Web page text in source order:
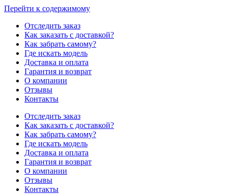
Перейти к содержимому
Отследить заказ
Как заказать с доставкой?
Как забрать самому?
Где искать модель
Доставка и оплата
Гарантия и возврат
О компании
Отзывы
Контакты
Отследить заказ
Как заказать с доставкой?
Как забрать самому?
Где искать модель
Доставка и оплата
Гарантия и возврат
О компании
Отзывы
Контакты